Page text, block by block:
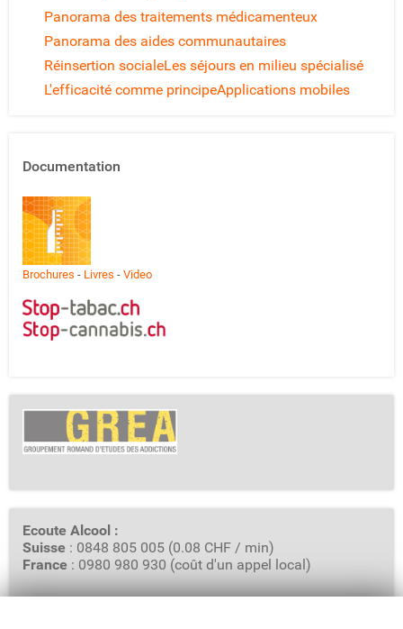
Panorama des traitements médicamenteux
Panorama des aides communautaires
Réinsertion socialeLes séjours en milieu spécialisé
L'efficacité comme principeApplications mobiles
Documentation
Brochures - Livres - Video
Ecoute Alcool :
Suisse : 0848 805 005 (0.08 CHF / min)
France : 0980 980 930 (coût d'un appel local)